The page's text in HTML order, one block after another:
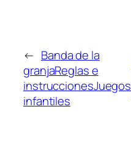
← Banda de la
granjaReglas e
instruccionesJuegos
infantiles